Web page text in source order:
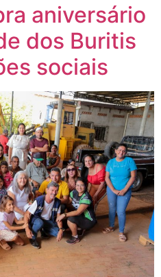
aniversário
dos Buritis
sociais